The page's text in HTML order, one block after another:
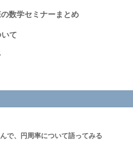
数学セミナーまとめ
て
で、円周率について語ってみる